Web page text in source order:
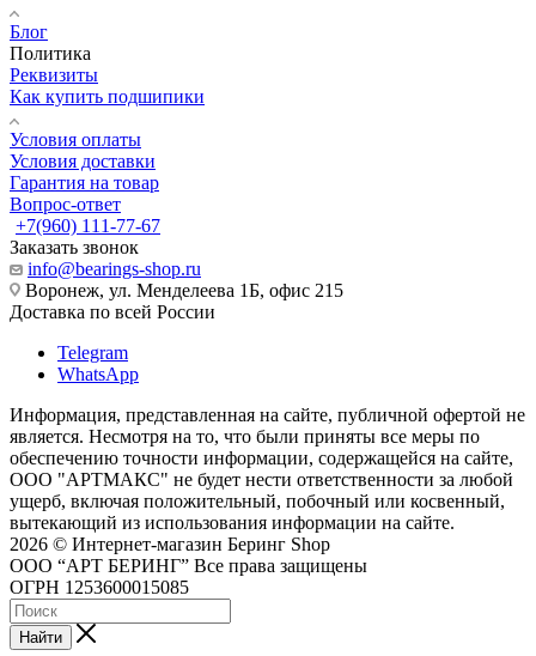
Блог
Политика
Реквизиты
Как купить подшипики
Условия оплаты
Условия доставки
Гарантия на товар
Вопрос-ответ
+7(960) 111-77-67
Заказать звонок
info@bearings-shop.ru
Воронеж, ул. Менделеева 1Б, офис 215
Доставка по всей России
Telegram
WhatsApp
Информация, представленная на сайте, публичной офертой не
является. Несмотря на то, что были приняты все меры по
обеспечению точности информации, содержащейся на сайте,
ООО "АРТМАКС" не будет нести ответственности за любой
ущерб, включая положительный, побочный или косвенный,
вытекающий из использования информации на сайте.
2026 © Интернет-магазин Беринг Shop
ООО “АРТ БЕРИНГ” Все права защищены
ОГРН 1253600015085
Найти